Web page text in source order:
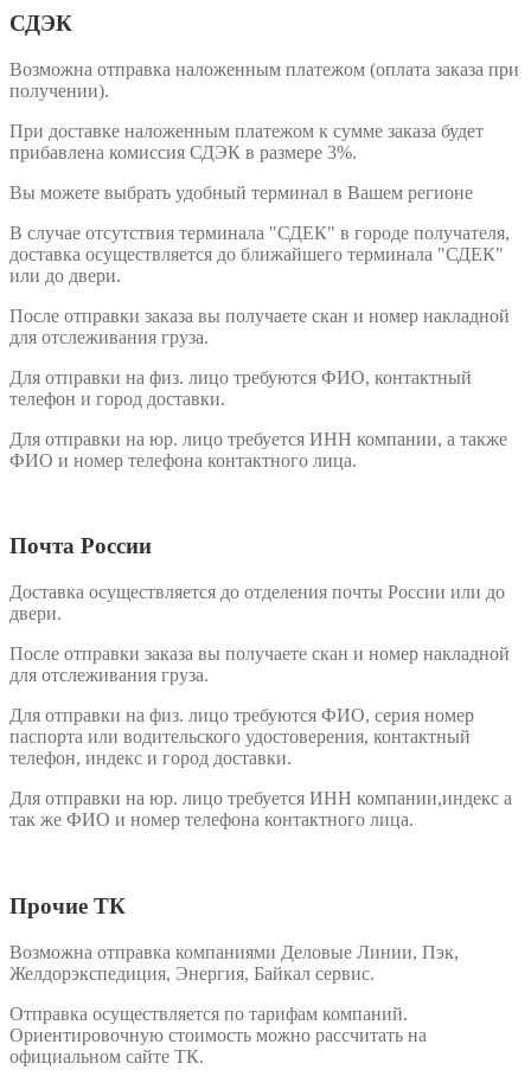
СДЭК
Возможна отправка наложенным платежом (оплата заказа при
получении).
При доставке наложенным платежом к сумме заказа будет
прибавлена комиссия СДЭК в размере 3%.
Вы можете выбрать удобный терминал в Вашем регионе
В случае отсутствия терминала "СДЕК" в городе получателя,
доставка осуществляется до ближайшего терминала "СДЕК"
или до двери.
После отправки заказа вы получаете скан и номер накладной
для отслеживания груза.
Для отправки на физ. лицо требуются ФИО, контактный
телефон и город доставки.
Для отправки на юр. лицо требуется ИНН компании, а также
ФИО и номер телефона контактного лица.
Почта России
Доставка осуществляется до отделения почты России или до
двери.
После отправки заказа вы получаете скан и номер накладной
для отслеживания груза.
Для отправки на физ. лицо требуются ФИО, серия номер
паспорта или водительского удостоверения, контактный
телефон, индекс и город доставки.
Для отправки на юр. лицо требуется ИНН компании,индекс а
так же ФИО и номер телефона контактного лица.
Прочие ТК
Возможна отправка компаниями Деловые Линии, Пэк,
Желдорэкспедиция, Энергия, Байкал сервис.
Отправка осуществляется по тарифам компаний.
Ориентировочную стоимость можно рассчитать на
официальном сайте ТК.